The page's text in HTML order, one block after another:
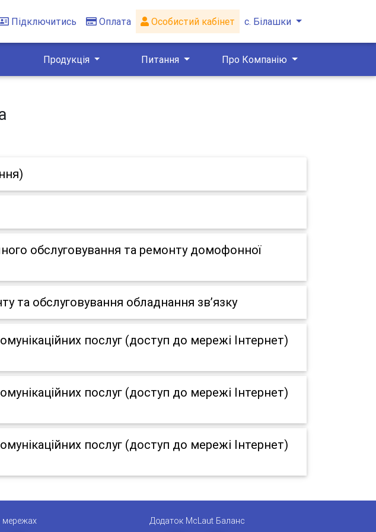
Підключитись Оплата Особистий кабінет с. Білашки
Продукція Питання Про Компанію
обслуговування та ремонту домофонної
обслуговування обладнання зв’язку
послуг (доступ до мережі Інтернет)
послуг (доступ до мережі Інтернет)
послуг (доступ до мережі Інтернет)
мережах Додаток McLaut Баланс